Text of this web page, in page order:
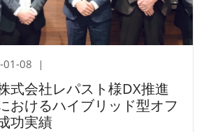
01-08
式会社レパスト様DX推進
おけるハイブリッド型オフ
功実績